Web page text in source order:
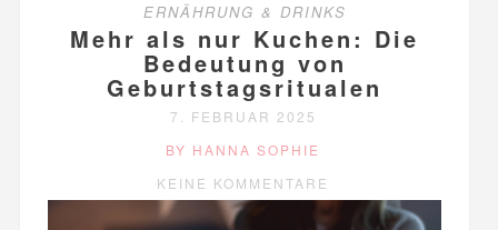
ERNÄHRUNG & DRINKS
Mehr als nur Kuchen: Die
Bedeutung von
Geburtstagsritualen
7. FEBRUAR 2025
BY HANNA SOPHIE
KEINE KOMMENTARE